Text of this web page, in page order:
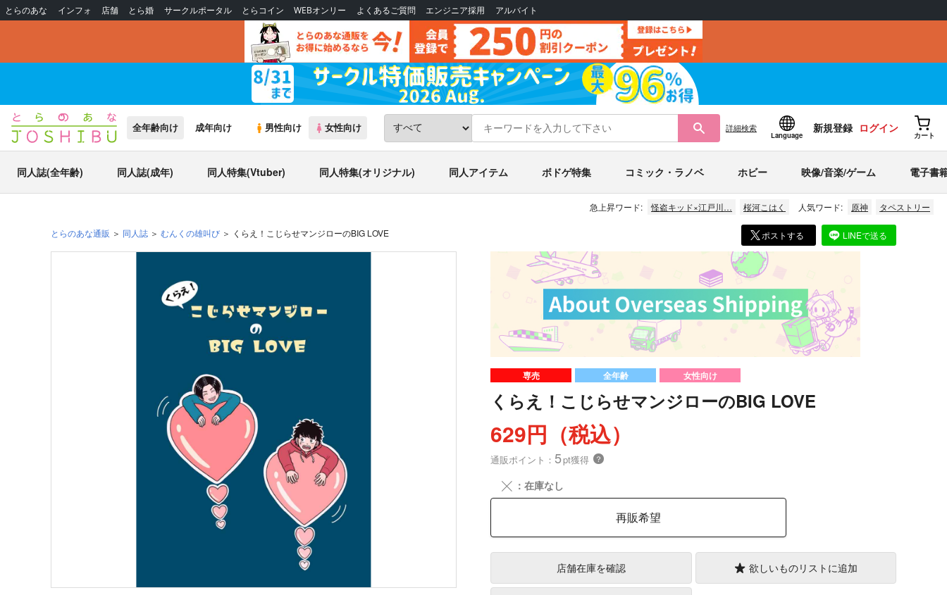
とらのあな インフォ 店舗 とら婚 サークルポータル とらコイン WEBオンリー よくあるご質問 エンジニア採用 アルバイト
全年齢向け 成年向け 男性向け 女性向け 詳細検索
Language
新規登録 ログイン
カート
同人誌(全年齢) 同人誌(成年) 同人特集(Vtuber) 同人特集(オリジナル) 同人アイテム ボドゲ特集 コミック・ラノベ ホビー 映像/音楽/ゲーム 電子書
急上昇ワード: 怪盗キッド×江戸川… 桜河こはく 人気ワード: 原神 タペストリー
とらのあな通販 同人誌 むんくの雄叫び くらえ！こじらせマンジローのBIG LOVE ポストする LINEで送る
専売 全年齢 女性向け
くらえ！こじらせマンジローのBIG LOVE
629円（税込）
通販ポイント： 5pt獲得 ？
╳ ：在庫なし
再販希望
店舗在庫を確認 欲しいものリストに追加